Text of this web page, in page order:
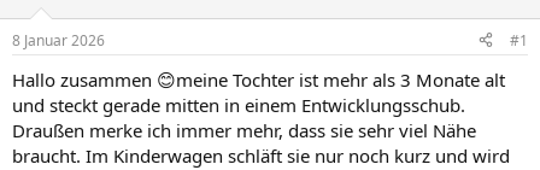
e
r
t
a
8 Januar 2026 #1
Hallo zusammen 😊meine Tochter ist mehr als 3 Monate alt
und steckt gerade mitten in einem Entwicklungsschub.
Draußen merke ich immer mehr, dass sie sehr viel Nähe
braucht. Im Kinderwagen schläft sie nur noch kurz und wird